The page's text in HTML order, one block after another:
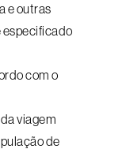
e outras
especificado
com o
viagem
de